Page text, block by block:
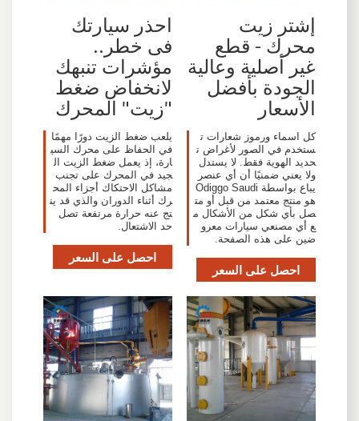
إشتر زيت
محرك - قطع
غير أصلية وعالية
الجودة بأفضل
الأسعار
كل اسماء ورموز شعارات ت
ستخدم في الصور لأغراض ت
حديد الهوية فقط. لا يستدل
ولا يعني ضمنيًا أن أي عنصر
يباع بواسطة Odiggo Saudi
هو منتج معتمد من قبل أو مت
صل بأي شكل من الأشكال م
ع أي مصنعي سيارات معرو
ضين على هذه الصفحة.
احصل على السعر
احذر سيارتك
فى خطر..
مؤشرات تنبهك
لانخفاض ضغط
"زيت" المحرك
يلعب ضغط الزيت دورًا مهمًا
في الحفاظ على محرك السي
ارة، إذ يعمل ضغط الزيت ال
جيد في المحرك على تجنب
مشاكل الاحتكاك أجزاء المح
رك أثناء الدوران والذي قد ين
تج عنه حرارة مرتفعة تصل
حد الاشتعال.
احصل على السعر